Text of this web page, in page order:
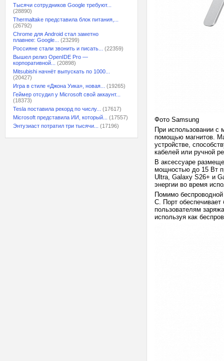
Тысячи сотрудников Google требуют...
(28890)
Thermaltake представила блок питания,...
(26792)
Chrome для Android стал заметно
плавнее: Google...
(23299)
Россияне стали звонить и писать...
(22359)
Вышел релиз OpenIDE Pro —
корпоративной...
(20898)
Mitsubishi начнёт выпускать по 1000...
(20427)
Игра в стиле «Джона Уика», новая...
(19265)
Геймер отсудил у Microsoft свой аккаунт...
(18373)
Tesla поставила рекорд по числу...
(17617)
Microsoft представила ИИ, который...
(17557)
Энтузиаст потратил три тысячи...
(17196)
Фото Samsung
При использовании с
помощью магнитов.
устройстве,
кабелей или ручной
В аксессуаре
мощностью до 15 Вт
Ultra, Galaxy S26+ и
энергии во время
Помимо
C. Порт
пользователям
используя как